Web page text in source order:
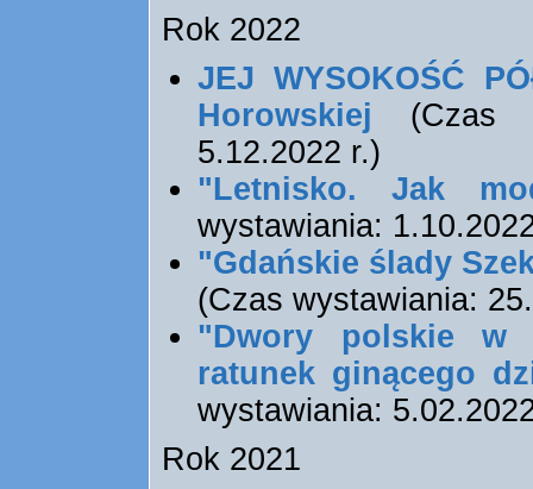
Rok 2022
JEJ WYSOKOŚĆ
Horowskiej (Czas
5.12.2022 r.)
"Letnisko. Jak
wystawiania:
"Gdańskie ślady
(Czas wystawiania:
"Dwory polskie w
ratunek ginącego
wystawiania:
Rok 2021